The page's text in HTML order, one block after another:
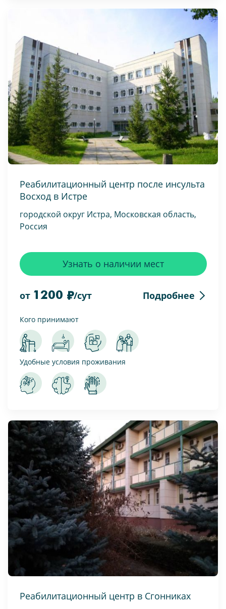
Реабилитационный центр после инсульта
Восход в Истре
городской округ Истра, Московская область,
Россия
от 1200 /сут Подробнее
Узнать о наличии мест
Кого принимают
Удобные условия проживания
Реабилитационный центр в Сгонниках